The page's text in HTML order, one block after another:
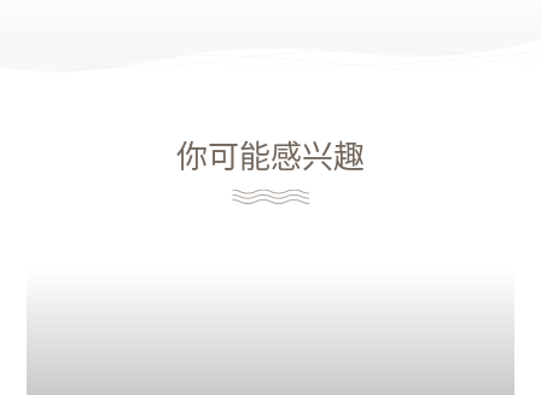
你可能感兴趣